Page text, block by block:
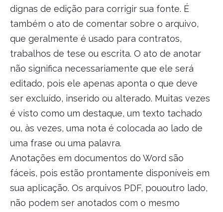
dignas de edição para corrigir sua fonte. É
também o ato de comentar sobre o arquivo,
que geralmente é usado para contratos,
trabalhos de tese ou escrita. O ato de anotar
não significa necessariamente que ele será
editado, pois ele apenas aponta o que deve
ser excluído, inserido ou alterado. Muitas vezes
é visto como um destaque, um texto tachado
ou, às vezes, uma nota é colocada ao lado de
uma frase ou uma palavra.
Anotações em documentos do Word são
fáceis, pois estão prontamente disponíveis em
sua aplicação. Os arquivos PDF, pououtro lado,
não podem ser anotados com o mesmo